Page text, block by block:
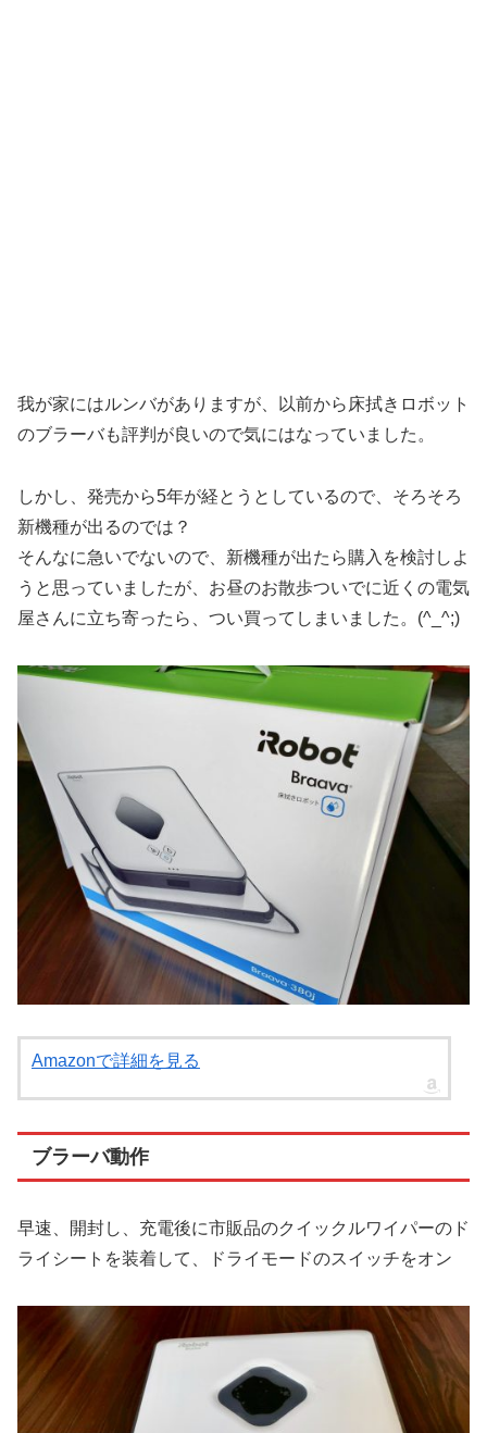
我が家にはルンバがありますが、以前から床拭きロボット
のブラーバも評判が良いので気にはなっていました。
しかし、発売から5年が経とうとしているので、そろそろ
新機種が出るのでは？
そんなに急いでないので、新機種が出たら購入を検討しよ
うと思っていましたが、お昼のお散歩ついでに近くの電気
屋さんに立ち寄ったら、つい買ってしまいました。(^_^;)
Amazonで詳細を見る
ブラーバ動作
早速、開封し、充電後に市販品のクイックルワイパーのド
ライシートを装着して、ドライモードのスイッチをオン